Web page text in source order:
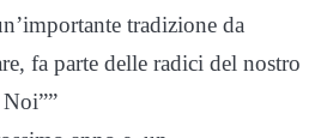
tradizione da
fa parte delle radici del nostro